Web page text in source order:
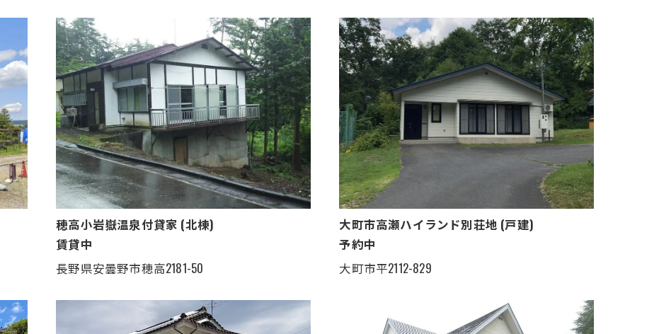
穂高小岩嶽温泉付貸家 (北棟)
賃貸中
長野県安曇野市穂高2181-50
大町市高瀬ハイランド別荘地 (戸建)
予約中
大町市平2112-829